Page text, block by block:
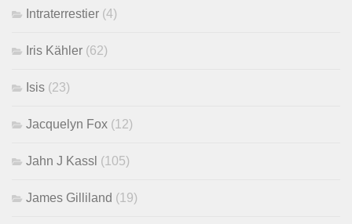
Intraterrestier (4)
Iris Kähler (62)
Isis (23)
Jacquelyn Fox (12)
Jahn J Kassl (105)
James Gilliland (19)